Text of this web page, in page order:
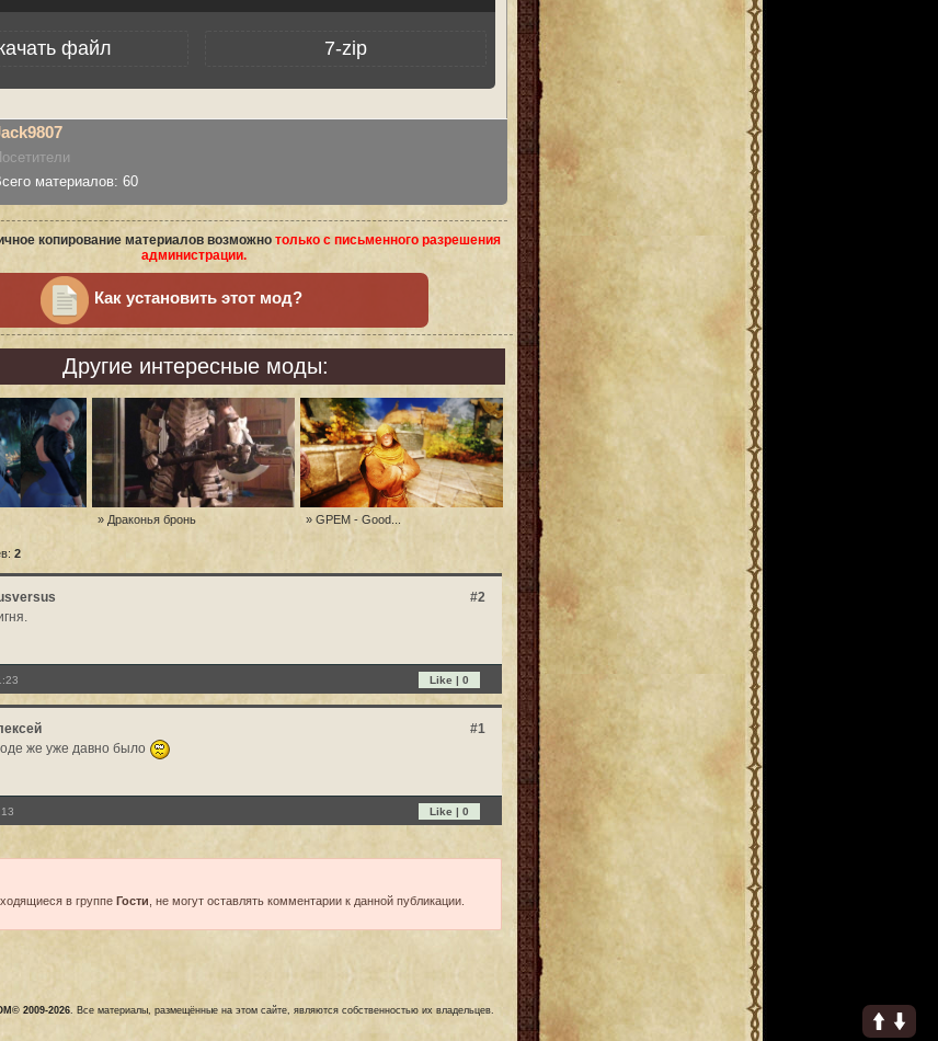
файл 7-zip
материалов: 60
копирование материалов возможно только с письменного разрешения
администрации.
Как установить этот мод?
Другие интересные моды:
» Драконья бронь » GPEM - Good...
2
#2
Like | 0
#1
же уже давно было
Like | 0
в группе Гости , не могут оставлять комментарии к данной публикации.
2009-2026. Все материалы, размещённые на этом сайте, являются собственностью их владельцев.